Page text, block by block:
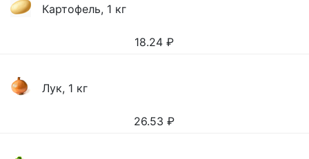
Картофель, 1 кг
18.24 ₽
Лук, 1 кг
26.53 ₽